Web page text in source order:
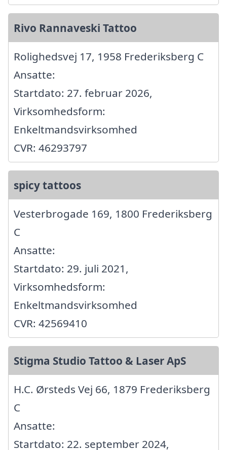
Rivo Rannaveski Tattoo
Rolighedsvej 17, 1958 Frederiksberg C
Ansatte:
Startdato: 27. februar 2026,
Virksomhedsform:
Enkeltmandsvirksomhed
CVR: 46293797
spicy tattoos
Vesterbrogade 169, 1800 Frederiksberg
C
Ansatte:
Startdato: 29. juli 2021,
Virksomhedsform:
Enkeltmandsvirksomhed
CVR: 42569410
Stigma Studio Tattoo & Laser ApS
H.C. Ørsteds Vej 66, 1879 Frederiksberg
C
Ansatte:
Startdato: 22. september 2024,